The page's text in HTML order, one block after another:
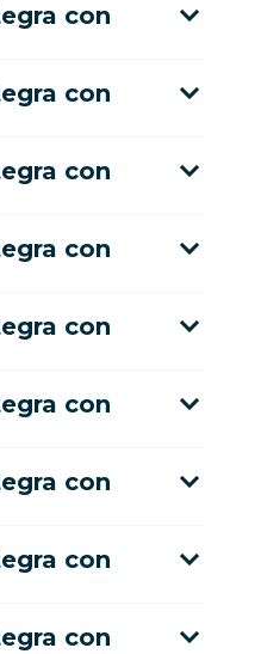
con
con
con
con
con
con
con
con
con